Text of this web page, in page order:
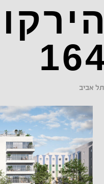
תל אביב